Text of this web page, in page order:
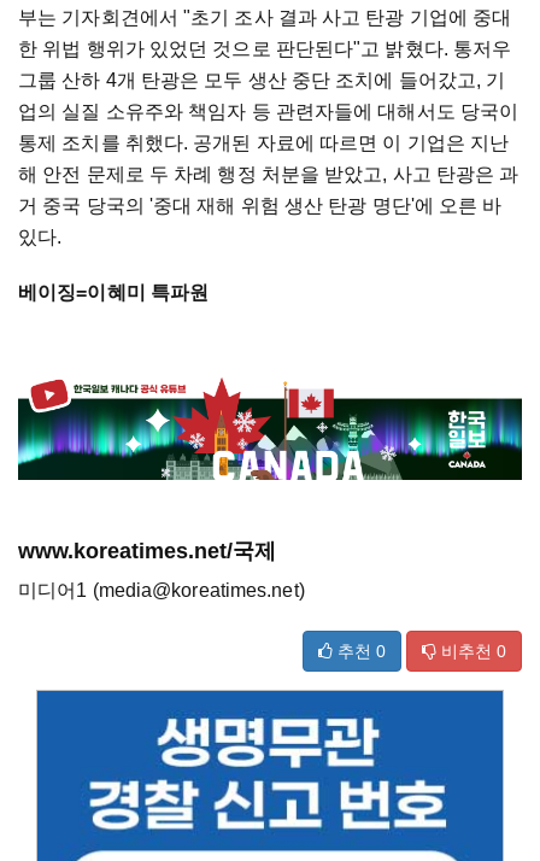
부는 기자회견에서 "초기 조사 결과 사고 탄광 기업에 중대
한 위법 행위가 있었던 것으로 판단된다"고 밝혔다. 통저우
그룹 산하 4개 탄광은 모두 생산 중단 조치에 들어갔고, 기
업의 실질 소유주와 책임자 등 관련자들에 대해서도 당국이
통제 조치를 취했다. 공개된 자료에 따르면 이 기업은 지난
해 안전 문제로 두 차례 행정 처분을 받았고, 사고 탄광은 과
거 중국 당국의 '중대 재해 위험 생산 탄광 명단'에 오른 바
있다.
베이징=이혜미 특파원
www.koreatimes.net/국제
미디어1 (media@koreatimes.net)
추천 0 비추천 0